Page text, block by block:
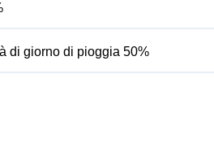
di giorno di pioggia 50%